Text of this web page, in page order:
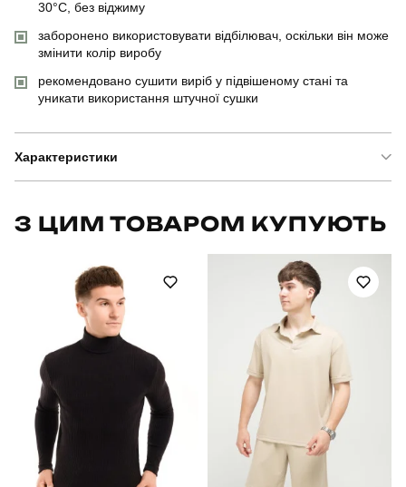
30°C, без віджиму
заборонено використовувати відбілювач, оскільки він може
змінити колір виробу
рекомендовано сушити виріб у підвішеному стані та
уникати використання штучної сушки
Характеристики
PNcr2001Sdb
Призначення
Стать чоловічий
Стиль
З ЦИМ ТОВАРОМ КУПУЮТЬ